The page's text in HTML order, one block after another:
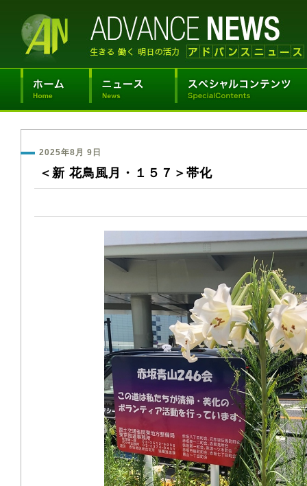
2025年8月 9日
＜新 花鳥風月・１５７＞帯化